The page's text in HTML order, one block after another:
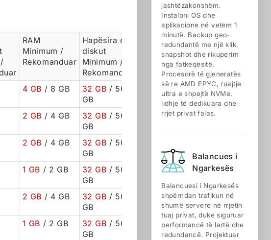
RAM
Minimum /
Rekomanduar
Hapësira e
diskut
Minimum /
Rekomanduar
4 GB / 8 GB 32 GB / 50
GB
2 GB / 4 GB 32 GB / 50
GB
2 GB / 4 GB 32 GB / 50
GB
1 GB / 2 GB 32 GB / 50
GB
2 GB / 4 GB 32 GB / 50
GB
1 GB / 2 GB 32 GB / 50
GB
jashtëzakonshëm.
Instaloni OS dhe
aplikacione në vetëm 1
minutë. Backup geo-
redundantë me një klik,
snapshot dhe rikuperim
nga fatkeqësitë.
Procesorë të gjeneratës
së re AMD EPYC, ruajtje
ultra e shpejtë NVMe,
lidhje të dedikuara dhe
rrjet privat falas.
Balancues i
Ngarkesës
Balancuesi i Ngarkesës
shpërndan trafikun në
shumë serverë në rrjetin
tuaj privat, duke siguruar
performancë të lartë dhe
redundancë. Projektuar